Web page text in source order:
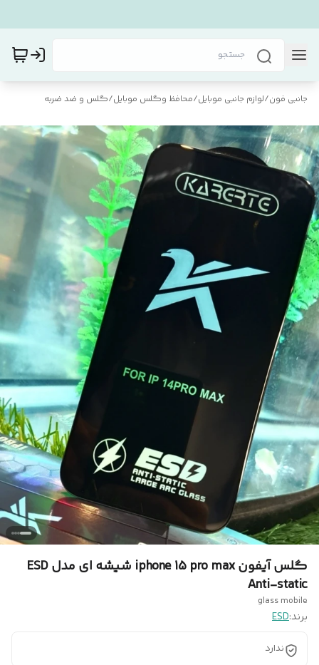
جانبی فون/لوازم جانبی موبایل/محافظ و‌گلس موبایل/گلس و ضد ضربه
گلس آیفون iphone 15 pro max شیشه ای مدل ESD
Anti-static
glass mobile
برند:ESD
ندارد